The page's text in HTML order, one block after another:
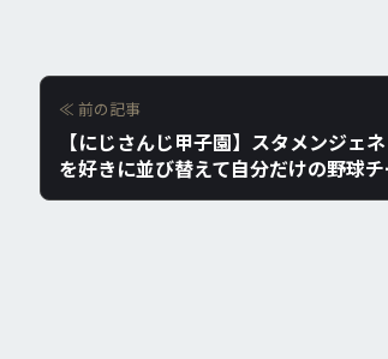
≪ 前の記事
【にじさんじ甲子園】スタメンジェ
を好きに並び替えて自分だけの野球チ